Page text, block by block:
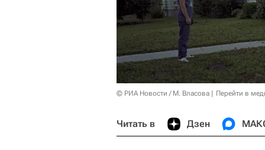
© РИА Новости / М. Власова Перейти в
Читать в Дзен